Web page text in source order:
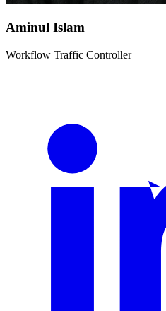
Aminul Islam
Workflow Traffic Controller